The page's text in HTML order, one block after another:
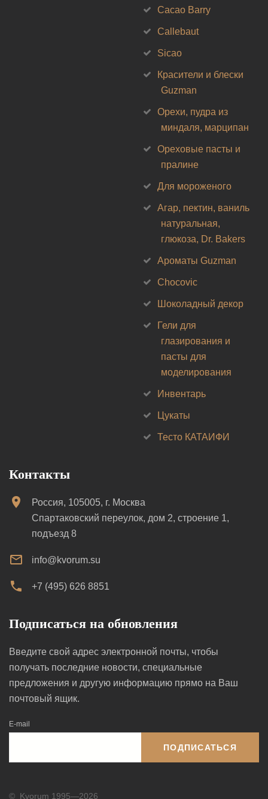
Cacao Barry
Callebaut
Sicao
Красители и блески
Guzman
Орехи, пудра из
миндаля, марципан
Ореховые пасты и
пралине
Для мороженого
Агар, пектин, ваниль
натуральная,
глюкоза, Dr. Bakers
Ароматы Guzman
Chocovic
Шоколадный декор
Гели для
глазирования и
пасты для
моделирования
Инвентарь
Цукаты
Тесто КАТАИФИ
Контакты
Россия, 105005, г. Москва
Спартаковский переулок, дом 2, строение 1,
подъезд 8
info@kvorum.su
+7 (495) 626 8851
Подписаться на обновления
Введите свой адрес электронной почты, чтобы
получать последние новости, специальные
предложения и другую информацию прямо на Ваш
почтовый ящик.
E-mail
ПОДПИСАТЬСЯ
© Kvorum 1995—2026